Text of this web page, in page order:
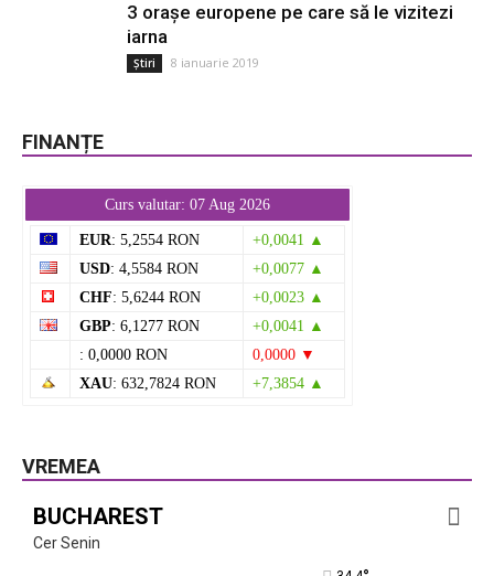
3 orașe europene pe care să le vizitezi
iarna
Știri 8 ianuarie 2019
FINANȚE
Curs valutar: 07 Aug 2026
EUR: 5,2554 RON
+0,0041 ▲
USD: 4,5584 RON
+0,0077 ▲
CHF: 5,6244 RON
+0,0023 ▲
GBP: 6,1277 RON
+0,0041 ▲
: 0,0000 RON
0,0000 ▼
XAU: 632,7824 RON +7,3854 ▲
VREMEA
BUCHAREST
Cer Senin